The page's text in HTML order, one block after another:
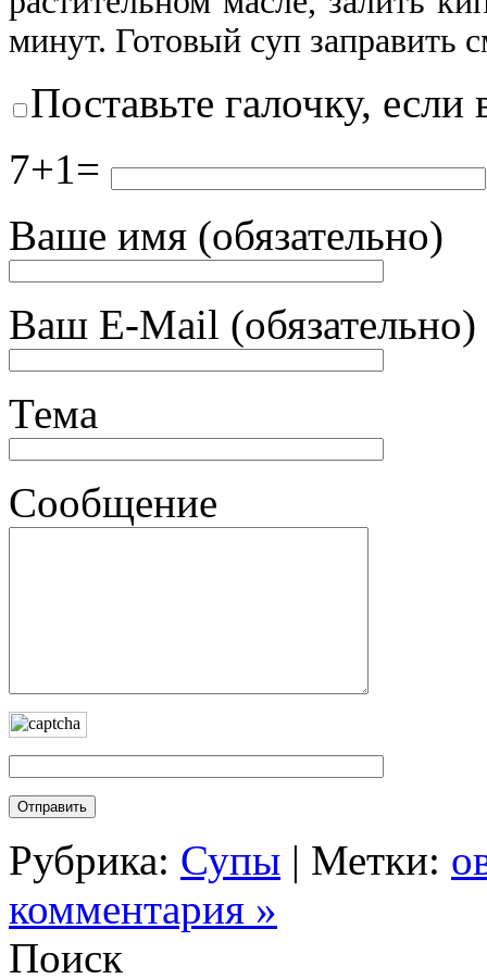
минут. Готовый суп заправить
Поставьте галочку,
7+1=
Ваше имя (обязательно)
Ваш E-Mail (обязательно)
Тема
Сообщение
Рубрика: Супы | Метки:
комментария »
Поиск